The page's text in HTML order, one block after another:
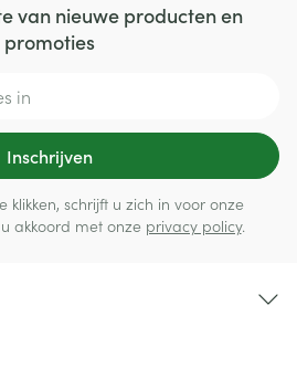
van nieuwe producten en
promoties
Inschrijven
klikken, schrijft u zich in voor onze
akkoord met onze privacy policy.